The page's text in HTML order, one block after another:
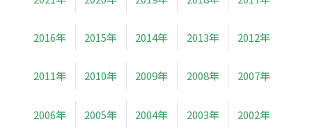
2016年 2015年 2014年 2013年 2012年
2011年 2010年 2009年 2008年 2007年
2006年 2005年 2004年 2003年 2002年